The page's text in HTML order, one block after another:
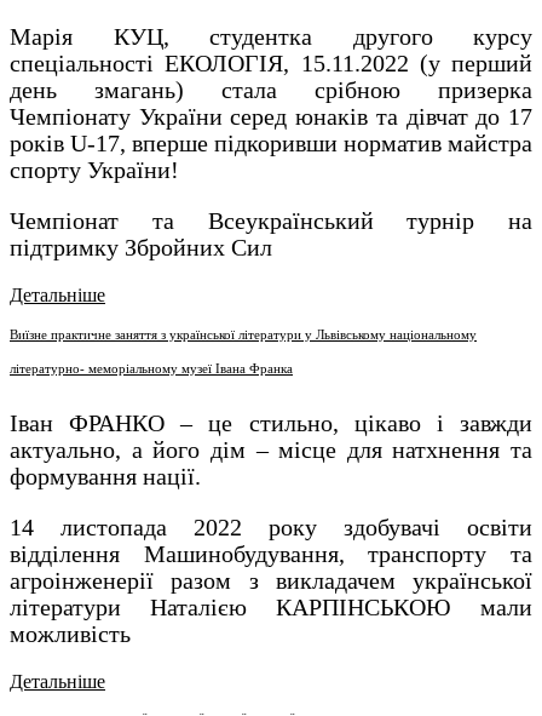
Марія КУЦ, студентка другого курсу
спеціальності ЕКОЛОГІЯ, 15.11.2022 (у перший
день змагань) стала срібною призерка
Чемпіонату України серед юнаків та дівчат до 17
років U-17, вперше підкоривши норматив майстра
спорту України!
Чемпіонат та Всеукраїнський турнір на
підтримку Збройних Сил
Детальніше
Виїзне практичне заняття з української літератури у Львівському національному
літературно- меморіальному музеї Івана Франка
Іван ФРАНКО – це стильно, цікаво і завжди
актуально, а його дім – місце для натхнення та
формування нації.
14 листопада 2022 року здобувачі освіти
відділення Машинобудування, транспорту та
агроінженерії разом з викладачем української
літератури Наталією КАРПІНСЬКОЮ мали
можливість
Детальніше